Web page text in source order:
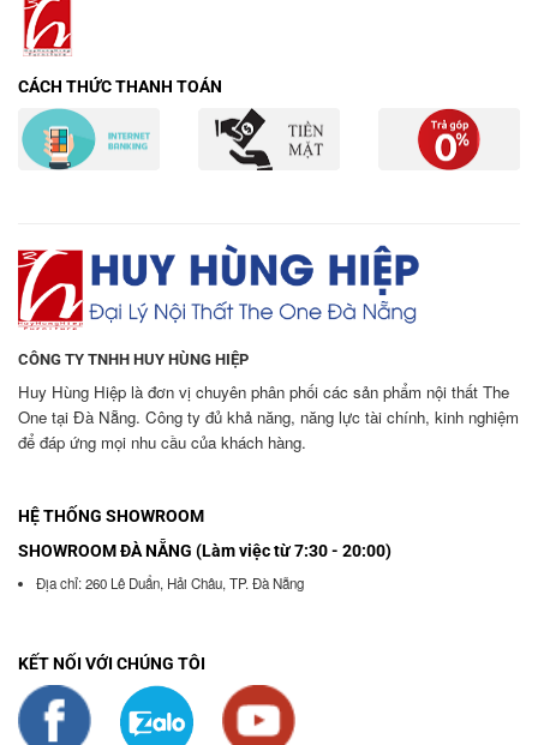
CÁCH THỨC THANH TOÁN
CÔNG TY TNHH HUY HÙNG HIỆP
Huy Hùng Hiệp là đơn vị chuyên phân phối các sản phẩm nội thất The
One tại Đà Nẵng. Công ty đủ khả năng, năng lực tài chính, kinh nghiệm
để đáp ứng mọi nhu cầu của khách hàng.
HỆ THỐNG SHOWROOM
SHOWROOM ĐÀ NẴNG (Làm việc từ 7:30 - 20:00)
Địa chỉ: 260 Lê Duẩn, Hải Châu, TP. Đà Nẵng
KẾT NỐI VỚI CHÚNG TÔI